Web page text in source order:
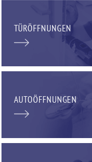
TÜRÖFFNUNGEN
AUTOÖFFNUNGEN